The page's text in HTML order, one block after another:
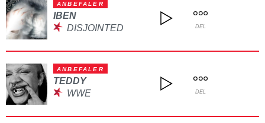
ANBEFALER
IBEN
DISJOINTED
DEL
ANBEFALER
TEDDY
WWE
DEL